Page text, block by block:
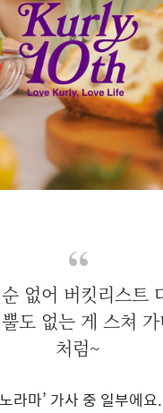
없어 버킷리스트
도 없는 게 스쳐
처럼~
라마’ 가사 중 일부에요.